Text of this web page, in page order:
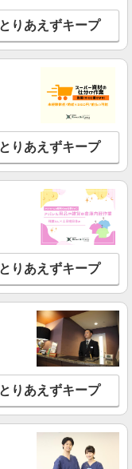
部
士
業部
護士
円 ※資格・経験な
詳細を見る
031
役職なし）
5-2 バス停「新町商店
詳細を見る
とりあえずキープ
とりあえずキープ
とりあえずキープ
とりあえずキープ